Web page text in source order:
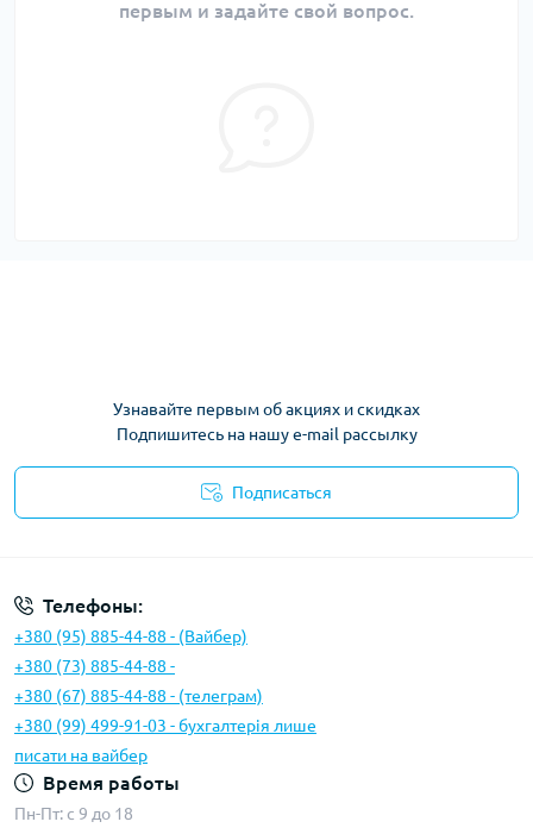
первым и задайте свой вопрос.
Узнавайте первым об акциях и скидках
Подпишитесь на нашу e-mail рассылку
Подписаться
Телефоны:
+380 (95) 885-44-88 - (Вайбер)
+380 (73) 885-44-88 -
+380 (67) 885-44-88 - (телеграм)
+380 (99) 499-91-03 - бухгалтерія лише
писати на вайбер
Время работы
Пн-Пт: с 9 до 18